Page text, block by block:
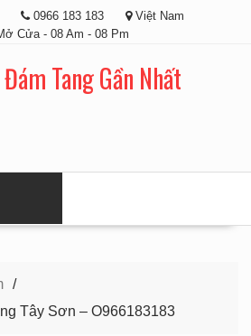
0966 183 183
Việt Nam
Cửa - 08 Am - 08 Pm
Tang Gần Nhất
Tây Sơn – O966183183